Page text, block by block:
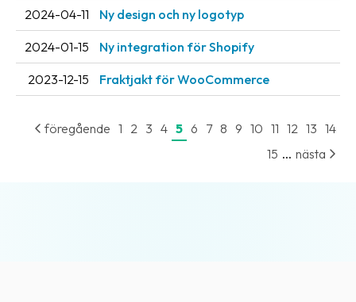
2024-04-11 Ny design och ny logotyp
2024-01-15 Ny integration för Shopify
2023-12-15 Fraktjakt för WooCommerce
föregående 1 2 3 4 5 6 7 8 9 10 11 12 13 14
15 ... nästa